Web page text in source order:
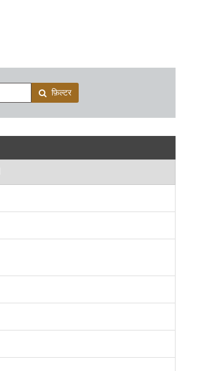
फ़िल्टर